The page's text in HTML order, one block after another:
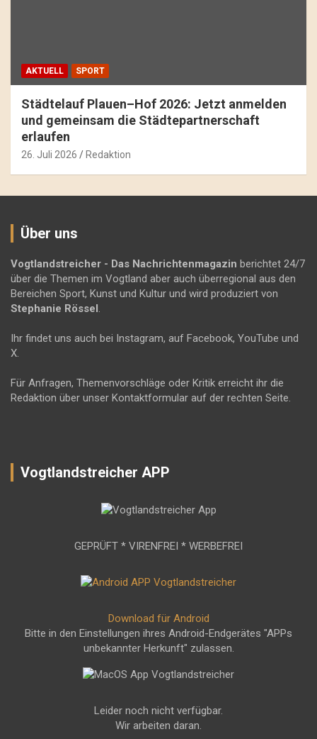
AKTUELL SPORT
Städtelauf Plauen–Hof 2026: Jetzt anmelden
und gemeinsam die Städtepartnerschaft
erlaufen
26. Juli 2026 Redaktion
Über uns
Vogtlandstreicher - Das Nachrichtenmagazin berichtet 24/7
über die Themen im Vogtland aber auch überregional aus den
Bereichen Sport, Kunst und Kultur und wird produziert von
Stephanie Rössel .
Ihr findet uns auch bei Instagram, auf Facebook, YouTube und
X.
Für Anfragen, Themenvorschläge oder Kritik erreicht ihr die
Redaktion über unser Kontaktformular auf der rechten Seite.
Vogtlandstreicher APP
GEPRÜFT * VIRENFREI * WERBEFREI
Download für Android
Bitte in den Einstellungen ihres Android-Endgerätes "APPs
unbekannter Herkunft" zulassen.
Leider noch nicht verfügbar.
Wir arbeiten daran.